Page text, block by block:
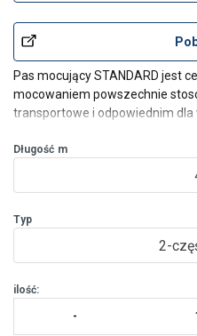
Pas mocujący STANDARD jest
mocowaniem powszechnie
transportowe i odpowiednim dla
zapewnić długą trwałość i
Długość m
Typ
2-
ilość: